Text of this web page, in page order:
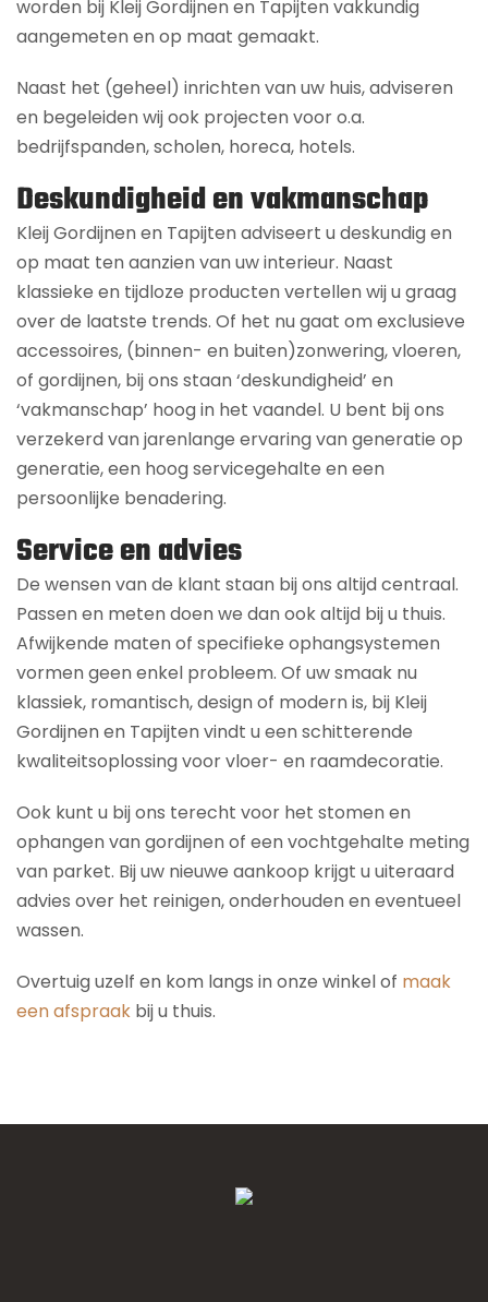
worden bij Kleij Gordijnen en Tapijten vakkundig
aangemeten en op maat gemaakt.
Naast het (geheel) inrichten van uw huis, adviseren
en begeleiden wij ook projecten voor o.a.
bedrijfspanden, scholen, horeca, hotels.
Deskundigheid en vakmanschap
Kleij Gordijnen en Tapijten adviseert u deskundig en
op maat ten aanzien van uw interieur. Naast
klassieke en tijdloze producten vertellen wij u graag
over de laatste trends. Of het nu gaat om exclusieve
accessoires, (binnen- en buiten)zonwering, vloeren,
of gordijnen, bij ons staan ‘deskundigheid’ en
‘vakmanschap’ hoog in het vaandel. U bent bij ons
verzekerd van jarenlange ervaring van generatie op
generatie, een hoog servicegehalte en een
persoonlijke benadering.
Service en advies
De wensen van de klant staan bij ons altijd centraal.
Passen en meten doen we dan ook altijd bij u thuis.
Afwijkende maten of specifieke ophangsystemen
vormen geen enkel probleem. Of uw smaak nu
klassiek, romantisch, design of modern is, bij Kleij
Gordijnen en Tapijten vindt u een schitterende
kwaliteitsoplossing voor vloer- en raamdecoratie.
Ook kunt u bij ons terecht voor het stomen en
ophangen van gordijnen of een vochtgehalte meting
van parket. Bij uw nieuwe aankoop krijgt u uiteraard
advies over het reinigen, onderhouden en eventueel
wassen.
Overtuig uzelf en kom langs in onze winkel of maak
een afspraak bij u thuis.